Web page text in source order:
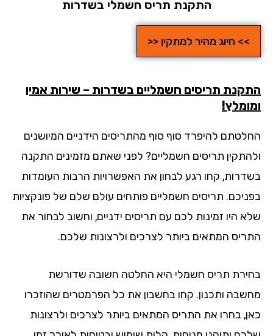
התקנת תריס חשמלי בשדרות
>> חיוג מהיר למתקין <<
תריסים חשמליים בשדרות – שירות אמין
להיפרד סוף סוף מהתריסים הידניים המיושנים
תריסים חשמליים? לפני שאתם מזמינים התקנה
קחו רגע לבחון את האפשרויות הרבות העומדות
תריסים חשמליים פותחים עולם שלם של פונקציות
היו זמינות לכם עם תריסים ידניים, וחשוב לבחור את
המתאים ביותר לצרכים ולרצונות שלכם.
תריס חשמלי היא החלטה חשובה שדורשת
ותכנון. קחו בחשבון את כל הפרמטרים שהוזכרו
בחרו את התריס המתאים ביותר לצרכים ולרצונות